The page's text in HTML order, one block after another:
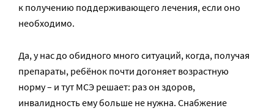
к получению поддерживающего лечения, если оно
необходимо.
Да, у нас до обидного много ситуаций, когда, получая
препараты, ребёнок почти догоняет возрастную
норму – и тут МСЭ решает: раз он здоров,
инвалидность ему больше не нужна. Снабжение